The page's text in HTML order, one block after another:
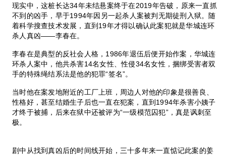
现实中，这桩长达34年未结悬案终于在2019年告破，原来一直抓
不到的凶手，早于1994年因另一起杀人案被判无期徒刑入狱。随
着科学搜查技术发展，直到19年才得以确认此案犯就是华城连环
杀人真凶——李春在。
李春在是典型的反社会人格，1986年退伍后便开始作案，华城连
环杀人案中，他共杀害14名女性、性侵34名女性，捆绑受害者双
手的特殊绳结系法是他的犯罪“签名”。
当时他在案发地附近的工厂上班，周边人对他的印象是很善良、
性格好，甚至结婚生子后也一直在犯案，直到1994年杀害小姨子
才终于被捕，后来在狱中还被评为“一级模范囚犯”，真是讽刺至
极。
剧中从找到真凶后的时间线开始，三十多年来一直惦记此案的姜